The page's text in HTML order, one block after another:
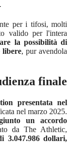
per i tifosi, molti
valido per l'intera
la possibilità di
libere, pur avendola
finale
presentata nel
nel marzo 2025.
un accordo
da The Athletic,
3.047.986 dollari,